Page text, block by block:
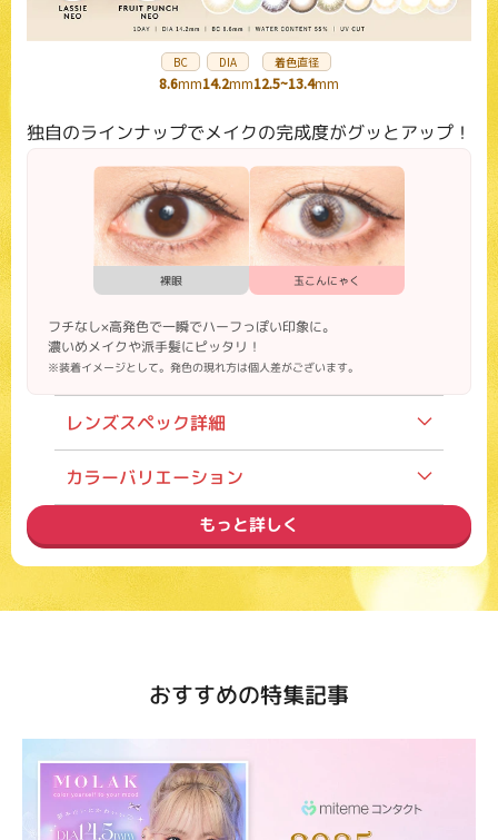
BC
8.6mm
DIA
14.2mm
着色直径
12.5~13.4mm
独自のラインナップでメイクの完成度がグッとアップ！
裸眼 玉こんにゃく
フチなし×高発色で一瞬でハーフっぽい印象に。
濃いめメイクや派手髪にピッタリ！
※装着イメージとして。発色の現れ方は個人差がございます。
レンズスペック詳細
装用期間
1箱10枚入り
ゃく
カラーバリエーション
もっと詳しく
おすすめの特集記事